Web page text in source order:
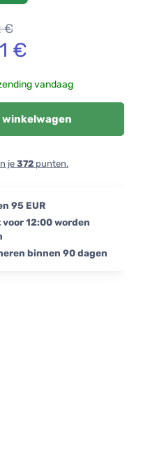
€
€
vandaag
winkelwagen
je372 punten.
95 EUR
12:00 worden
binnen 90 dagen